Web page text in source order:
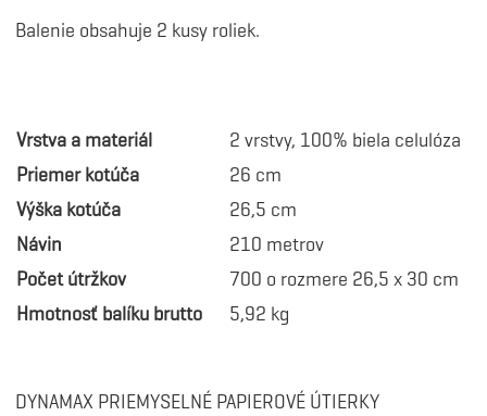
Balenie obsahuje 2 kusy roliek.
Vrstva a materiál
2 vrstvy, 100% biela celulóza
Priemer kotúča
26 cm
Výška kotúča
26,5 cm
Návin
210 metrov
Počet útržkov
700 o rozmere 26,5 x 30 cm
Hmotnosť balíku brutto
5,92 kg
DYNAMAX PRIEMYSELNÉ PAPIEROVÉ ÚTIERKY